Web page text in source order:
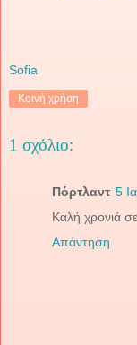
Sofia
Κοινή χρήση
1 σχόλιο:
Πόρτλαντ 5
Καλή χρονιά
Απάντηση